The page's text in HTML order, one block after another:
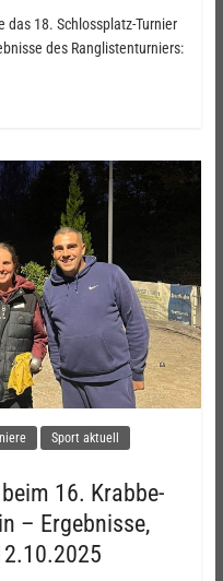
das 18. Schlossplatz-Turnier
des Ranglistenturniers:
Sport aktuell
16. Krabbe-
– Ergebnisse,